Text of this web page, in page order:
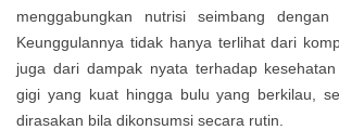
menggabungkan nutrisi seimbang dengan
Keunggulannya tidak hanya terlihat dari
juga dari dampak nyata terhadap
gigi yang kuat hingga bulu yang berkilau,
dirasakan bila dikonsumsi secara rutin.